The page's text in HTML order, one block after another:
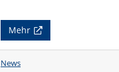
Mehr
News